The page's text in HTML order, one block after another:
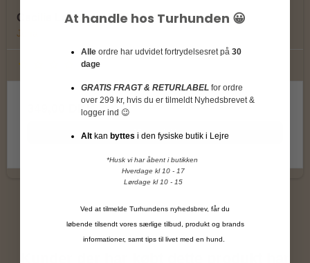
Cecilie Leggins / 100% Merinould
Joha
349,00 DKK
Vis produkt
At handle hos Turhunden 😀
Alle ordre har udvidet fortrydelsesret på 30
dage
GRATIS FRAGT & RETURLABEL for ordre
over 299 kr, hvis du er tilmeldt Nyhedsbrevet &
logger ind 😉
Alt kan byttes i den fysiske butik i Lejre
*Husk vi har åbent i butikken
Hverdage kl 10 - 17
Lørdage kl 10 - 15
Ved at tilmelde Turhundens nyhedsbrev, får du
løbende tilsendt vores særlige tilbud, produkt og brands
informationer, samt tips til livet med en hund.